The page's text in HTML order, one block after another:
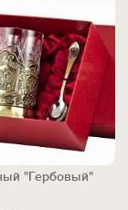
"Гербовый"